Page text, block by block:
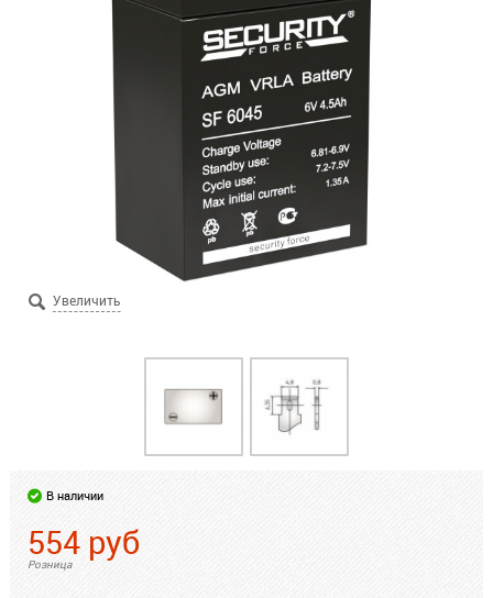
В наличии
554 руб
Розница